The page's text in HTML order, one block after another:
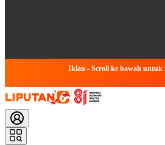
Iklan - Scroll ke bawah untuk